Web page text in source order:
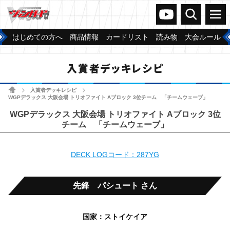
ヴァンガードch
検索 メニュー
はじめての方へ 商品情報 カードリスト 読み物 大会ルール
入賞者デッキレシピ
ホーム 入賞者デッキレシピ
WGPデラックス 大阪会場 トリオファイト Aブロック 3位チーム 「チームウェーブ」
WGPデラックス 大阪会場 トリオファイト Aブロック 3位
チーム 「チームウェーブ」
DECK LOGコード：287YG
先鋒 パシュート さん
国家：ストイケイア